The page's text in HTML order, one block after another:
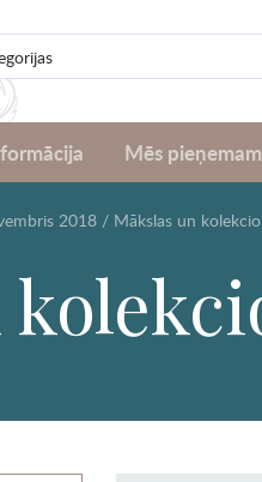
Mēs pieņemam
2018 / Mākslas un